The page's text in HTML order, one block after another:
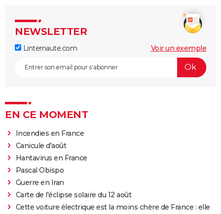
NEWSLETTER
Linternaute.com Voir un exemple
EN CE MOMENT
Incendies en France
Canicule d'août
Hantavirus en France
Pascal Obispo
Guerre en Iran
Carte de l'éclipse solaire du 12 août
Cette voiture électrique est la moins chère de France : elle